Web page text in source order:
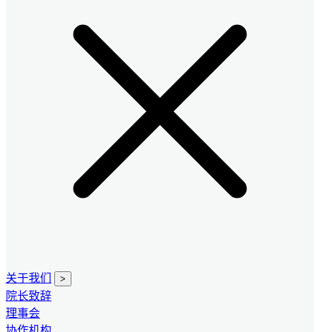
关于我们 >
院长致辞
理事会